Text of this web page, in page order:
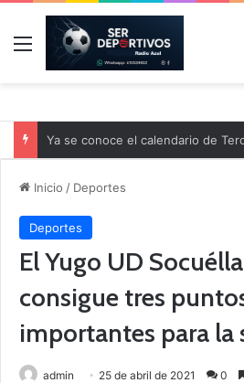
Menú
Ya se conoce el calendario de
Inicio / Deportes
Deportes
El Yugo UD
consigue tres
importantes para la
admin 25 de abril de 2021 0